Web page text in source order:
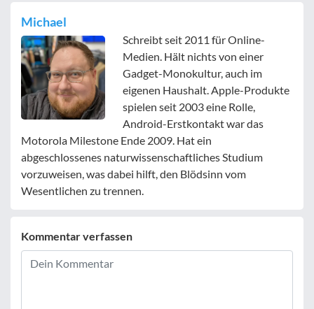
Michael
Schreibt seit 2011 für Online-
Medien. Hält nichts von einer
Gadget-Monokultur, auch im
eigenen Haushalt. Apple-Produkte
spielen seit 2003 eine Rolle,
Android-Erstkontakt war das
Motorola Milestone Ende 2009. Hat ein
abgeschlossenes naturwissenschaftliches Studium
vorzuweisen, was dabei hilft, den Blödsinn vom
Wesentlichen zu trennen.
Kommentar verfassen